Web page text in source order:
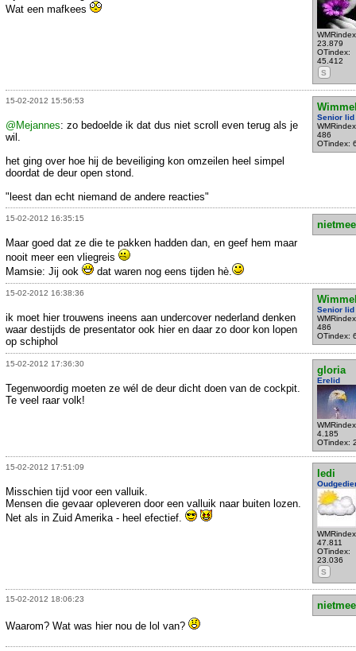
23.879
OTindex:
45.412
S
Wat een mafkees
15-02-2012 15:56:53
Senior lid
486
OTindex:
@Mejannes: zo bedoelde ik dat dus niet scroll even terug als je
wil.
het ging over hoe hij de beveiliging kon omzeilen heel simpel
doordat de deur open stond.
"leest dan echt niemand de andere reacties"
15-02-2012 16:35:15
Maar goed dat ze die te pakken hadden dan, en geef hem maar
nooit meer een vliegreis
Mamsie: Jij ook
dat waren nog eens tijden hè.
15-02-2012 16:38:36
Senior lid
486
OTindex:
ik moet hier trouwens ineens aan undercover nederland denken
waar destijds de presentator ook hier en daar zo door kon lopen
op schiphol
15-02-2012 17:36:30
gloria
Erelid
4.185
OTindex:
Tegenwoordig moeten ze wél de deur dicht doen van de cockpit.
Te veel raar volk!
15-02-2012 17:51:09
ledi
47.811
OTindex:
23.036
S
Misschien tijd voor een valluik.
Mensen die gevaar opleveren door een valluik naar buiten lozen.
Net als in Zuid Amerika - heel efectief.
15-02-2012 18:06:23
Waarom? Wat was hier nou de lol van?